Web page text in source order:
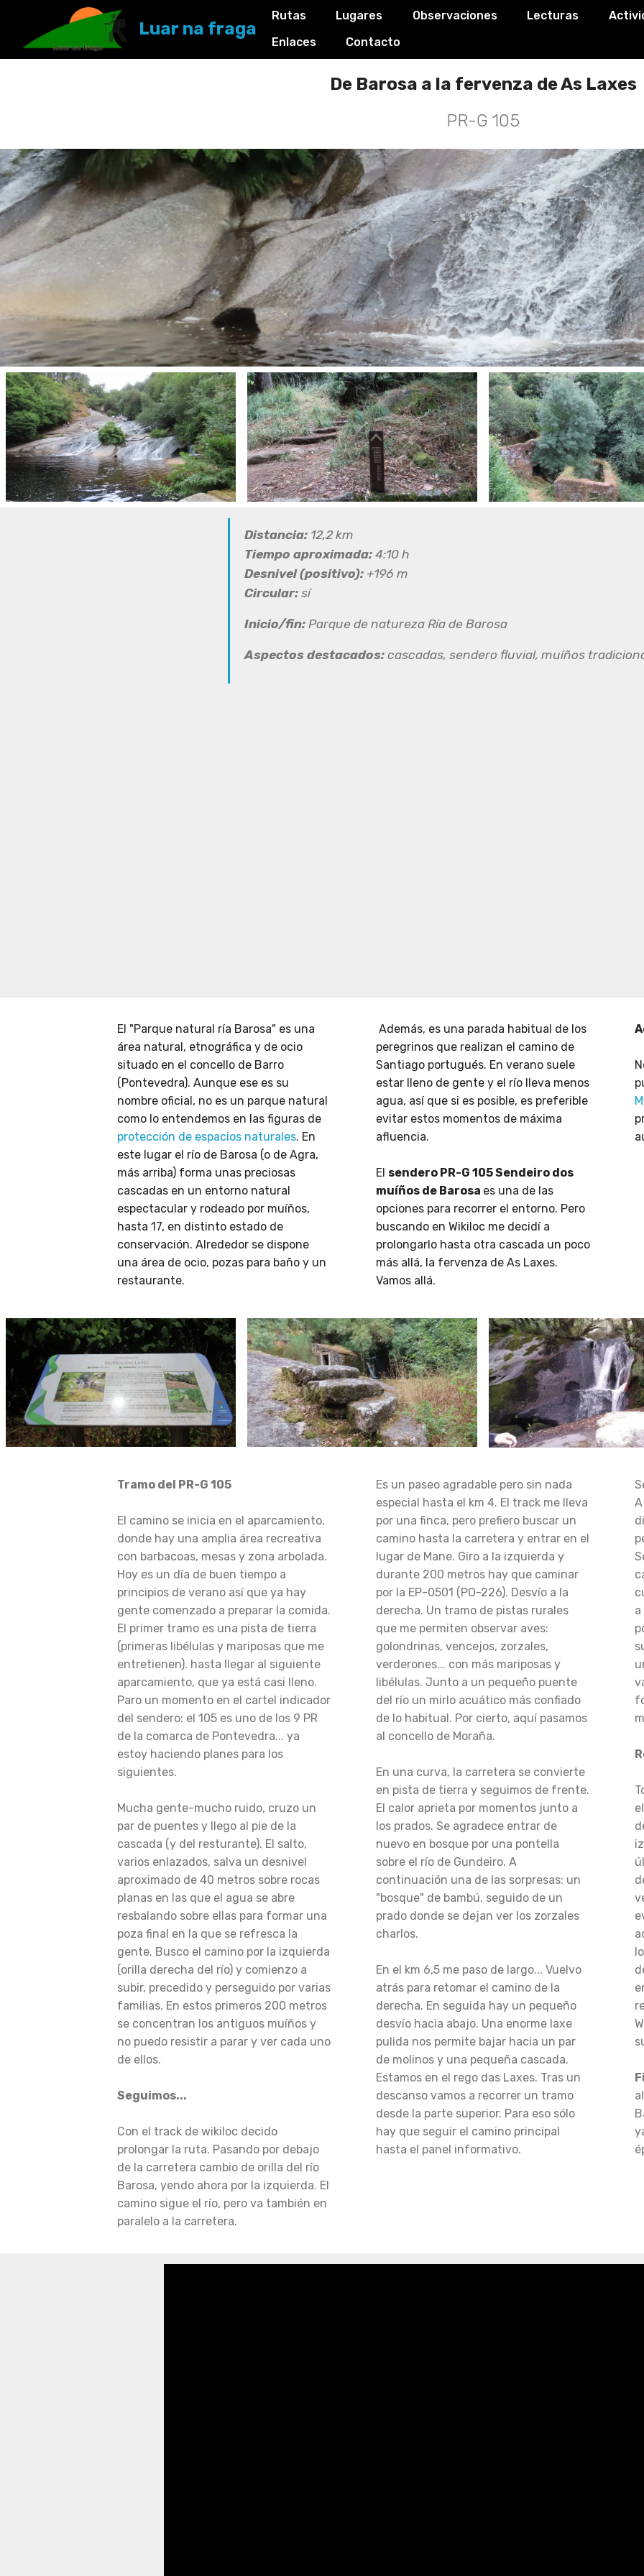
Luar na fraga
Rutas Lugares Observaciones Lecturas
Enlaces
Contacto
De Barosa a la fervenza de As Laxes
PR-G 105
Distancia: 12,2 km
Tiempo aproximada: 4:10 h
Desnivel (positivo): +196 m
Circular: sí
Inicio/fin: Parque de natureza Ría de Barosa
Aspectos destacados: cascadas, sendero fluvial, muíños
El "Parque natural ría Barosa" es una
área natural, etnográfica y de ocio
situado en el concello de Barro
(Pontevedra). Aunque ese es su
nombre oficial, no es un parque natural
como lo entendemos en las figuras de
protección de espacios naturales. En
este lugar el río de Barosa (o de Agra,
más arriba) forma unas preciosas
cascadas en un entorno natural
espectacular y rodeado por muíños,
hasta 17, en distinto estado de
conservación. Alrededor se dispone
una área de ocio, pozas para baño y un
restaurante.
Además, es una parada habitual de los
peregrinos que realizan el camino de
Santiago portugués. En verano suele
estar lleno de gente y el río lleva menos
agua, así que si es posible, es preferible
evitar estos momentos de máxima
afluencia.
El sendero PR-G 105 Sendeiro dos
muíños de Barosa es una de las
opciones para recorrer el entorno. Pero
buscando en Wikiloc me decidí a
prolongarlo hasta otra cascada un poco
más allá, la fervenza de As Laxes.
Vamos allá.
Tramo del PR-G 105
El camino se inicia en el aparcamiento,
donde hay una amplia área recreativa
con barbacoas, mesas y zona arbolada.
Hoy es un día de buen tiempo a
principios de verano así que ya hay
gente comenzado a preparar la comida.
El primer tramo es una pista de tierra
(primeras libélulas y mariposas que me
entretienen). hasta llegar al siguiente
aparcamiento, que ya está casi lleno.
Paro un momento en el cartel indicador
del sendero: el 105 es uno de los 9 PR
de la comarca de Pontevedra... ya
estoy haciendo planes para los
siguientes.
Mucha gente-mucho ruido, cruzo un
par de puentes y llego al pie de la
cascada (y del resturante). El salto,
varios enlazados, salva un desnivel
aproximado de 40 metros sobre rocas
planas en las que el agua se abre
resbalando sobre ellas para formar una
poza final en la que se refresca la
gente. Busco el camino por la izquierda
(orilla derecha del río) y comienzo a
subir, precedido y perseguido por varias
familias. En estos primeros 200 metros
se concentran los antiguos muíños y
no puedo resistir a parar y ver cada uno
de ellos.
Seguimos...
Con el track de wikiloc decido
prolongar la ruta. Pasando por debajo
de la carretera cambio de orilla del río
Barosa, yendo ahora por la izquierda. El
camino sigue el río, pero va también en
paralelo a la carretera.
Es un paseo agradable pero sin nada
especial hasta el km 4. El track me lleva
por una finca, pero prefiero buscar un
camino hasta la carretera y entrar en el
lugar de Mane. Giro a la izquierda y
durante 200 metros hay que caminar
por la EP-0501 (PO-226). Desvío a la
derecha. Un tramo de pistas rurales
que me permiten observar aves:
golondrinas, vencejos, zorzales,
verderones... con más mariposas y
libélulas. Junto a un pequeño puente
del río un mirlo acuático más confiado
de lo habitual. Por cierto, aquí pasamos
al concello de Moraña.
En una curva, la carretera se convierte
en pista de tierra y seguimos de frente.
El calor aprieta por momentos junto a
los prados. Se agradece entrar de
nuevo en bosque por una pontella
sobre el río de Gundeiro. A
continuación una de las sorpresas: un
"bosque" de bambú, seguido de un
prado donde se dejan ver los zorzales
charlos.
En el km 6,5 me paso de largo... Vuelvo
atrás para retomar el camino de la
derecha. En seguida hay un pequeño
desvío hacia abajo. Una enorme laxe
pulida nos permite bajar hacia un par
de molinos y una pequeña cascada.
Estamos en el rego das Laxes. Tras un
descanso vamos a recorrer un tramo
desde la parte superior. Para eso sólo
hay que seguir el camino principal
hasta el panel informativo.